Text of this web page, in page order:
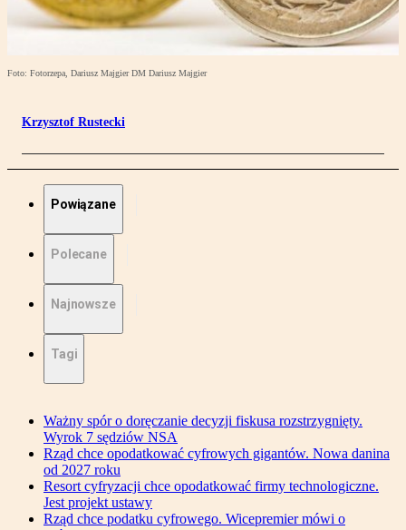
Foto: Fotorzepa, Dariusz Majgier DM Dariusz Majgier
Krzysztof Rustecki
Powiązane
Polecane
Najnowsze
Tagi
Ważny spór o doręczanie decyzji fiskusa rozstrzygnięty.
Wyrok 7 sędziów NSA
Rząd chce opodatkować cyfrowych gigantów. Nowa danina
od 2027 roku
Resort cyfryzacji chce opodatkować firmy technologiczne.
Jest projekt ustawy
Rząd chce podatku cyfrowego. Wicepremier mówi o